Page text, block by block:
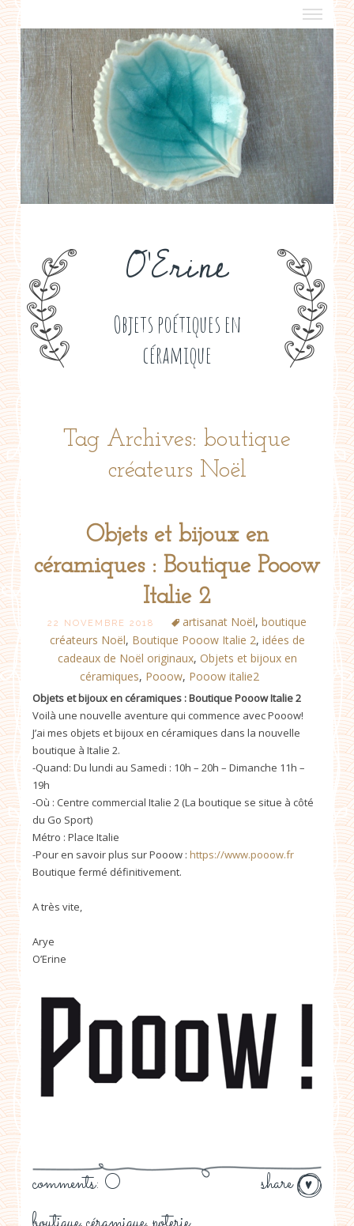
O'Erine
Objets poétiques en
céramique
a propos
boutiques de créateurs
contact
politique de confidentialité
Tag Archives: boutique
créateurs Noël
Objets et bijoux en
céramiques : Boutique Pooow
Italie 2
22 NOVEMBRE 2018 artisanat Noël, boutique
créateurs Noël, Boutique Pooow Italie 2, idées de
cadeaux de Noël originaux, Objets et bijoux en
céramiques, Pooow, Pooow italie2
Objets et bijoux en céramiques : Boutique Pooow Italie 2
Voilà une nouvelle aventure qui commence avec Pooow!
J’ai mes objets et bijoux en céramiques dans la nouvelle
boutique à Italie 2.
-Quand: Du lundi au Samedi : 10h – 20h – Dimanche 11h –
19h
-Où : Centre commercial Italie 2 (La boutique se situe à côté
du Go Sport)
Métro : Place Italie
-Pour en savoir plus sur Pooow : https://www.pooow.fr
Boutique fermé définitivement.
A très vite,
Arye
O’Erine
share
comments: 0
, ,